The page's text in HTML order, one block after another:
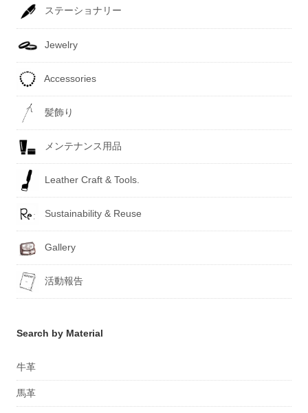
ステーショナリー
Jewelry
Accessories
髪飾り
メンテナンス用品
Leather Craft & Tools.
Sustainability & Reuse
Gallery
活動報告
Search by Material
牛革
馬革